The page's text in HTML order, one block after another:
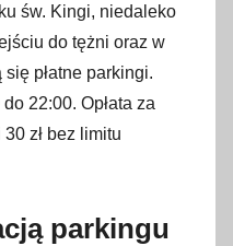
św. Kingi, niedaleko
do tężni oraz w
płatne parkingi.
22:00. Opłata za
zł bez limitu
parkingu